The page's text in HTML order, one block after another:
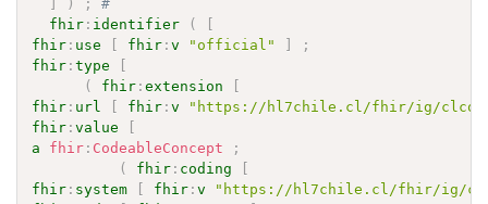
]
) ;
#
fhir : identifier (
[
fhir : use [ fhir :v "official" ]
;
fhir :type
[
(
fhir :extension
[
fhir : url [ fhir :v
"https://hl7chile.cl/fhir/ig/clcore/
fhir :value
[
a
fhir : CodeableConcept
;
(
fhir : coding
[
fhir : system [ fhir :v
"https://hl7chile.cl/fhir/ig/